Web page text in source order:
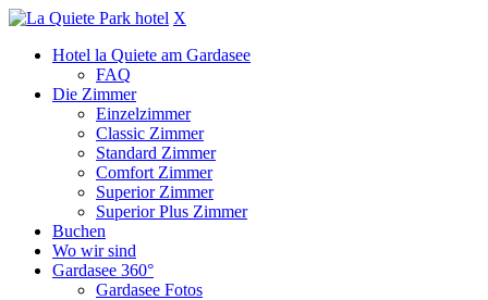
X
Hotel la Quiete am Gardasee
FAQ
Die Zimmer
Einzelzimmer
Classic Zimmer
Standard Zimmer
Comfort Zimmer
Superior Zimmer
Superior Plus Zimmer
Buchen
Wo wir sind
Gardasee 360°
Gardasee Fotos